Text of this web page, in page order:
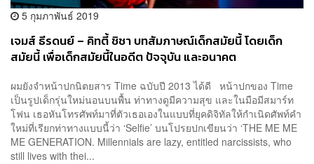
5 กุมภาพันธ์ 2019
เจมส์ ธีรดนย์ – คิทตี้ ชิชา บทสัมภาษณ์เด็กสมัยนี้ โดยเด็ก
สมัยนี้ เพื่อเด็กสมัยนี้ในอดีต ปัจจุบัน และอนาคต
ผมยังจำหน้าปกนิตยสาร Time ฉบับปี 2013 ได้ดี หน้าปกของ Time
เป็นรูปเด็กรุ่นใหม่นอนบนพื้น ท่าทางดูมีความสุข และในมือมีสมาร์ท
โฟน เธอหันโทรศัพท์มาที่ตัวเธอเองในแบบที่ยุคดิจิทัลให้กำเนิดศัพท์คำ
ใหม่ที่เรียกท่าทางแบบนี้ว่า ‘Selfie’ บนโปรยปกเขียนว่า ‘THE ME ME
ME GENERATION. Millennials are lazy, entitled narcissists, who
still lives with thei...